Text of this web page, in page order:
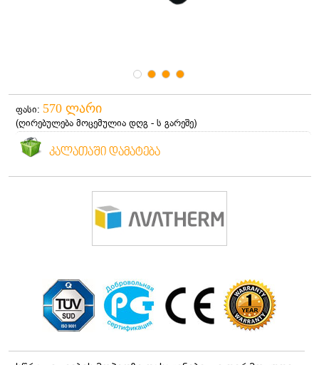
ფასი: 570 ლარი
(ღირებულება მოცემულია დღგ - ს გარეშე)
ᲙᲐᲚᲐᲗᲐᲨᲘ ᲓᲐᲛᲐᲢᲔᲑᲐ